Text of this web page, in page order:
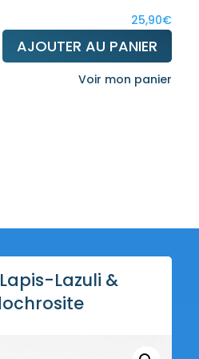
25,90€
AJOUTER AU PANIER
Voir mon panier
Lazuli &